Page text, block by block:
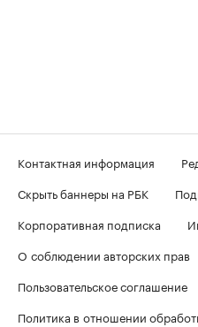
Контактная информация
Скрыть баннеры на РБК
Корпоративная подписка
О соблюдении авторских прав
Пользовательское соглашение
Политика в отношении